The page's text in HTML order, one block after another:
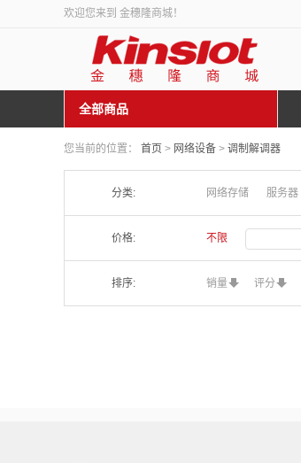
欢迎您来到 金穗隆商城！
全部商品
您当前的位置： 首页 > 网络设备 > 调制解调器
分类: 网络存储 服务器
价格: 不限
排序: 销量 评分